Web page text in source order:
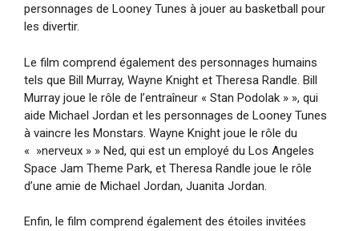
personnages de Looney Tunes à jouer au basketball pour
les divertir.
Le film comprend également des personnages humains
tels que Bill Murray, Wayne Knight et Theresa Randle. Bill
Murray joue le rôle de l’entraîneur « Stan Podolak » », qui
aide Michael Jordan et les personnages de Looney Tunes
à vaincre les Monstars. Wayne Knight joue le rôle du
« »nerveux » » Ned, qui est un employé du Los Angeles
Space Jam Theme Park, et Theresa Randle joue le rôle
d’une amie de Michael Jordan, Juanita Jordan.
Enfin, le film comprend également des étoiles invitées